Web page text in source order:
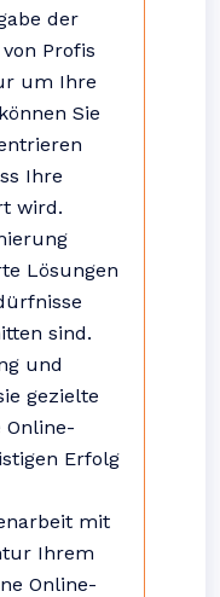
der
Profis
um Ihre
Sie
Ihre
wird.
Lösungen
sind.
und
gezielte
Erfolg
mit
Ihrem
Online-